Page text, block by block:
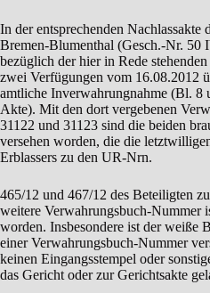
In der entsprechenden Nachlassakte
Bremen-Blumenthal (Gesch.-Nr. 50
bezüglich der hier in Rede
zwei Verfügungen vom 16.08.2012
amtliche Inverwahrungnahme (Bl. 8
Akte). Mit den dort vergebenen
31122 und 31123 sind die beiden
versehen worden, die die
Erblassers zu den UR-Nrn.
465/12 und 467/12 des Beteiligten
weitere Verwahrungsbuch-Nummer
worden. Insbesondere ist der weiße
einer Verwahrungsbuch-Nummer
keinen Eingangsstempel oder
das Gericht oder zur Gerichtsakte